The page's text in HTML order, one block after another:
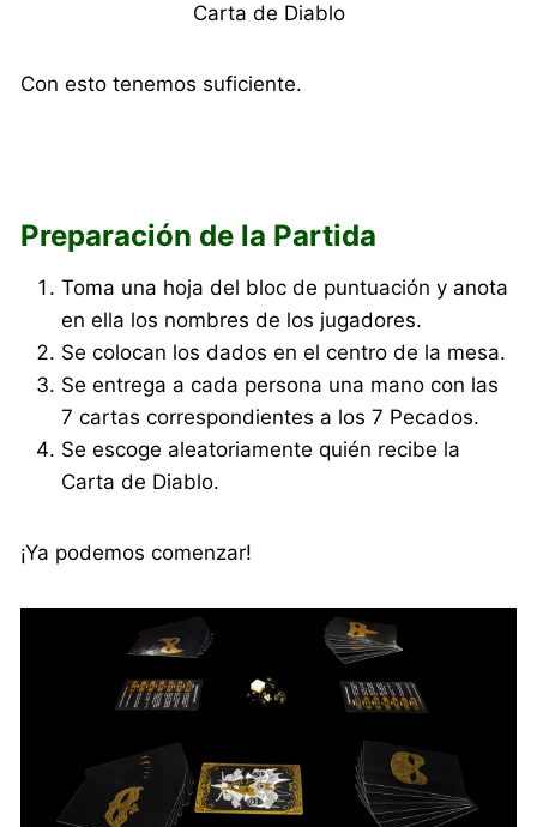
Carta de Diablo
Con esto tenemos suficiente.
Preparación de la Partida
Toma una hoja del bloc de puntuación y anota
en ella los nombres de los jugadores.
Se colocan los dados en el centro de la mesa.
Se entrega a cada persona una mano con las
7 cartas correspondientes a los 7 Pecados.
Se escoge aleatoriamente quién recibe la
Carta de Diablo.
¡Ya podemos comenzar!